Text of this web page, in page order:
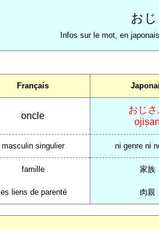
お
Infos sur le mot, en
Français
oncle
おじさ
ojisan
masculin singulier ni genre ni
famille 家族
les liens de parenté 肉親